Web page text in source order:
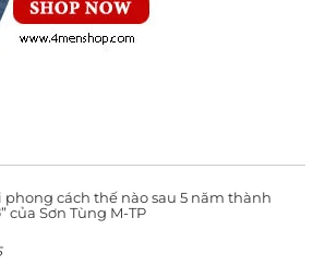
phong cách thế nào sau 5 năm thành
của Sơn Tùng M-TP